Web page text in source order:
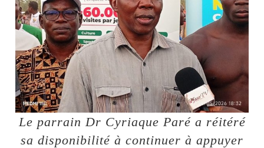
Le parrain Dr Cyriaque Paré a réitéré
sa disponibilité à continuer à appuyer